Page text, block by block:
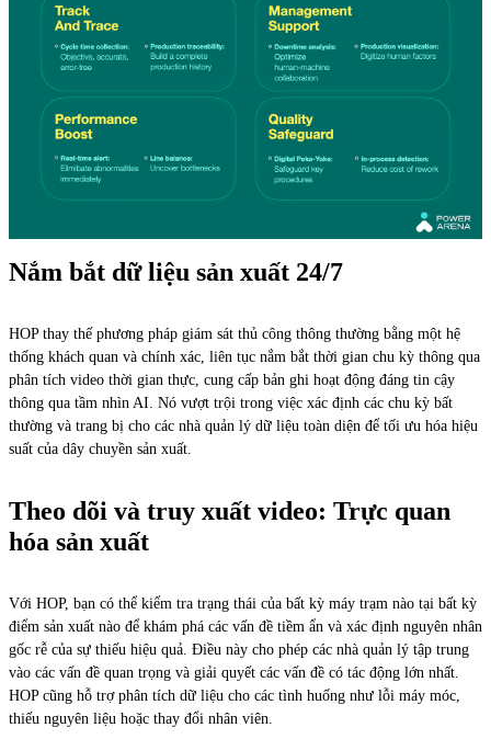
Nắm bắt dữ liệu sản xuất 24/7
HOP thay thế phương pháp giám sát thủ công thông thường bằng một hệ
thống khách quan và chính xác, liên tục nắm bắt thời gian chu kỳ thông qua
phân tích video thời gian thực, cung cấp bản ghi hoạt động đáng tin cậy
thông qua tầm nhìn AI. Nó vượt trội trong việc xác định các chu kỳ bất
thường và trang bị cho các nhà quản lý dữ liệu toàn diện để tối ưu hóa hiệu
suất của dây chuyền sản xuất.
Theo dõi và truy xuất video: Trực quan
hóa sản xuất
Với HOP, bạn có thể kiểm tra trạng thái của bất kỳ máy trạm nào tại bất kỳ
điểm sản xuất nào để khám phá các vấn đề tiềm ẩn và xác định nguyên nhân
gốc rễ của sự thiếu hiệu quả. Điều này cho phép các nhà quản lý tập trung
vào các vấn đề quan trọng và giải quyết các vấn đề có tác động lớn nhất.
HOP cũng hỗ trợ phân tích dữ liệu cho các tình huống như lỗi máy móc,
thiếu nguyên liệu hoặc thay đổi nhân viên.